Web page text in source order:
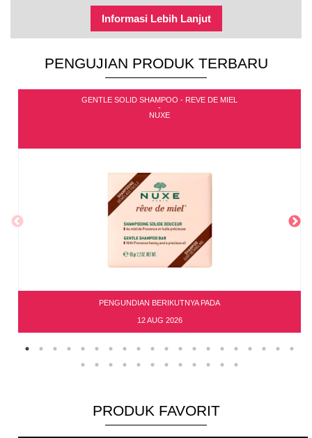
Informasi Lebih Lanjut
PENGUJIAN PRODUK TERBARU
GENTLE SOLID SHAMPOO - REVE DE MIEL
-
NUXE
PENGUNDIAN BERIKUTNYA PADA
12 AUG 2026
PRODUK FAVORIT